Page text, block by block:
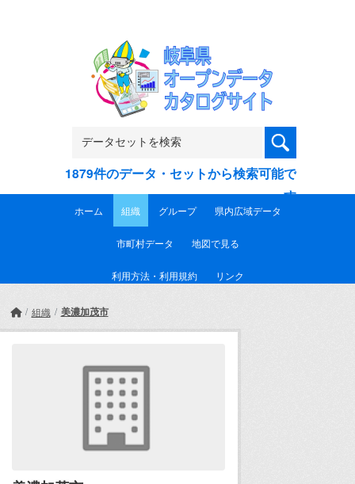
1879件のデータ・セットから検索可能で
す
ホーム 組織 グループ 県内広域データ
市町村データ 地図で見る
利用方法・利用規約 リンク
組織 美濃加茂市